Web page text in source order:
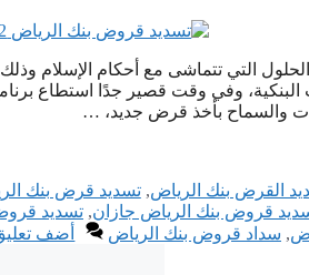
التي تتماشى مع أحكام الإسلام
وفي وقت قصير جدًا استطاع
والسماح بأخذ قرض جديد، …
القرض بنك الرياض,تسديد قرض بنك
قروض بنك الرياض جازان, تسديد
, سداد قروض بنك الرياض
أضف